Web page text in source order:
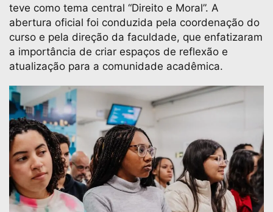
teve como tema central “Direito e Moral”. A
abertura oficial foi conduzida pela coordenação do
curso e pela direção da faculdade, que enfatizaram
a importância de criar espaços de reflexão e
atualização para a comunidade acadêmica.